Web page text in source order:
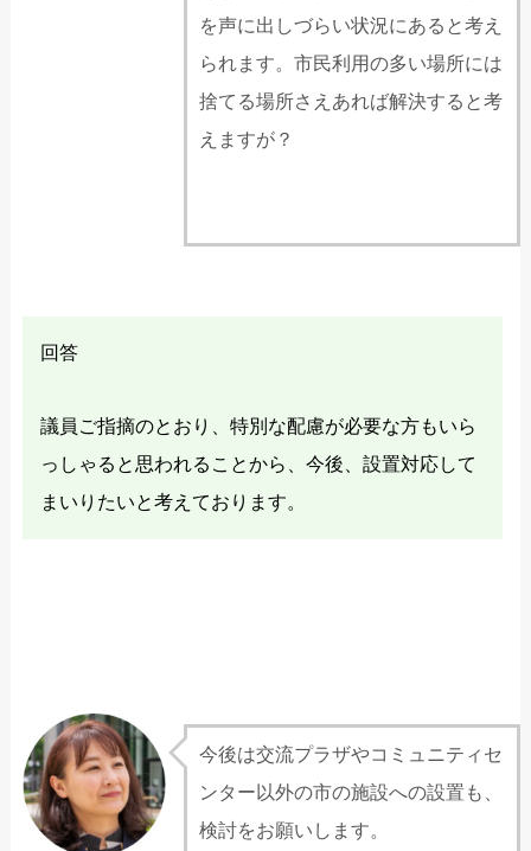
を声に出しづらい状況にあると考え
られます。市民利用の多い場所には
捨てる場所さえあれば解決すると考
えますが？
回答
議員ご指摘のとおり、特別な配慮が必要な方もいら
っしゃると思われることから、今後、設置対応して
まいりたいと考えております。
今後は交流プラザやコミュニティセ
ンター以外の市の施設への設置も、
検討をお願いします。